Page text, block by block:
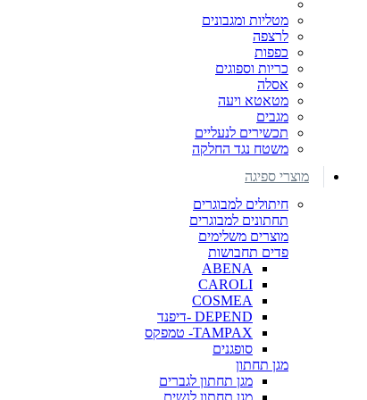
מטליות ומגבונים
לרצפה
כפפות
כריות וספוגים
אסלה
מטאטא ויעה
מגבים
תכשירים לנעליים
משטח נגד החלקה
מוצרי ספיגה
חיתולים למבוגרים
תחתונים למבוגרים
מוצרים משלימים
פדים תחבושות
ABENA
CAROLI
COSMEA
DEPEND -דיפנד
TAMPAX- טמפקס
סופגנים
מגן תחתון
מגן תחתון לגברים
מגן תחתון לנשים